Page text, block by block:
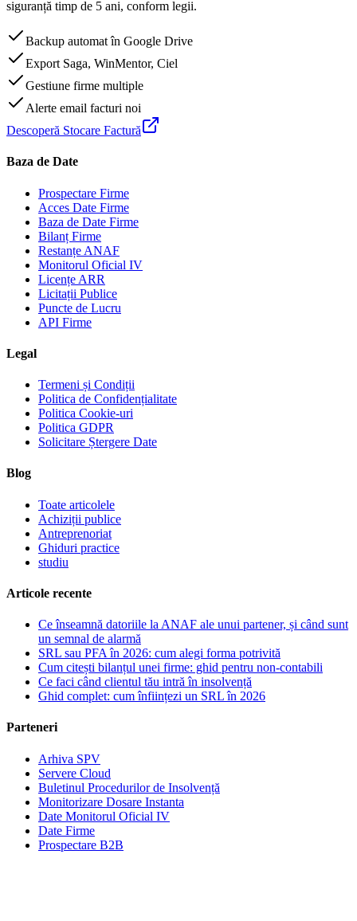
siguranță timp de 5 ani, conform legii.
Backup automat în Google Drive
Export Saga, WinMentor, Ciel
Gestiune firme multiple
Alerte email facturi noi
Descoperă Stocare Factură
Baza de Date
Prospectare Firme
Acces Date Firme
Baza de Date Firme
Bilanț Firme
Restanțe ANAF
Monitorul Oficial IV
Licențe ARR
Licitații Publice
Puncte de Lucru
API Firme
Legal
Termeni și Condiții
Politica de Confidențialitate
Politica Cookie-uri
Politica GDPR
Solicitare Ștergere Date
Blog
Toate articolele
Achiziții publice
Antreprenoriat
Ghiduri practice
studiu
Articole recente
Ce înseamnă datoriile la ANAF ale unui partener, și când sunt
un semnal de alarmă
SRL sau PFA în 2026: cum alegi forma potrivită
Cum citești bilanțul unei firme: ghid pentru non-contabili
Ce faci când clientul tău intră în insolvență
Ghid complet: cum înființezi un SRL în 2026
Parteneri
Arhiva SPV
Servere Cloud
Buletinul Procedurilor de Insolvență
Monitorizare Dosare Instanta
Date Monitorul Oficial IV
Date Firme
Prospectare B2B